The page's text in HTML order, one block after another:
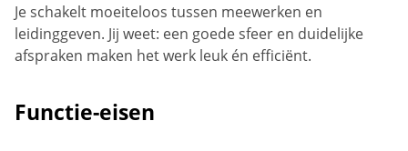
Je schakelt moeiteloos tussen meewerken en
leidinggeven. Jij weet: een goede sfeer en duidelijke
afspraken maken het werk leuk én efficiënt.
Functie-eisen